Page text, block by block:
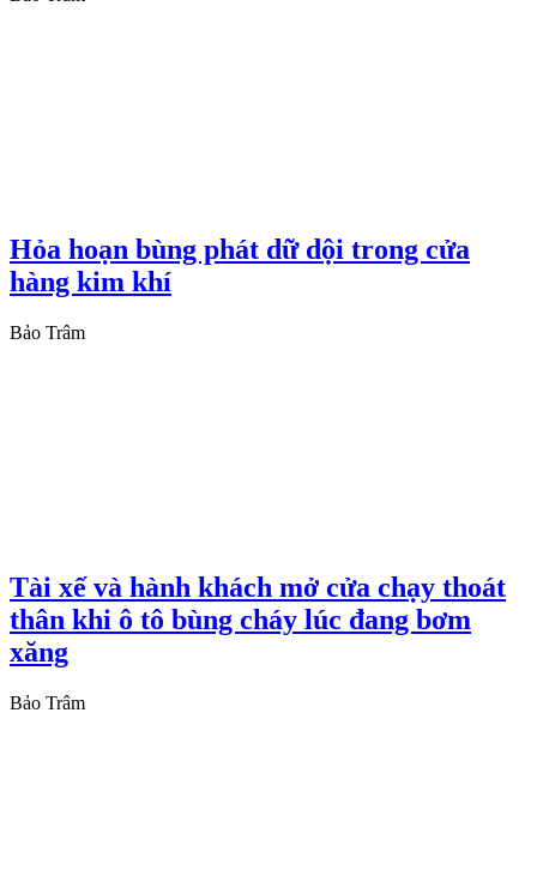
Hỏa hoạn bùng phát dữ dội trong cửa
hàng kim khí
Bảo Trâm
Tài xế và hành khách mở cửa chạy thoát
thân khi ô tô bùng cháy lúc đang bơm
xăng
Bảo Trâm